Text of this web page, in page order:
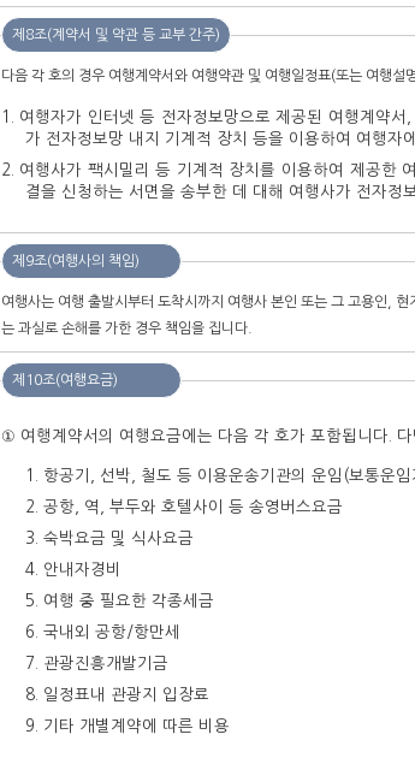
제8조(계약서 및 약관 등 교부 간주)
다음 각 호의 경우 여행계약서와 여행약관 및 여행일정표(또는 여행설
여행자가 인터넷 등 전자정보망으로 제공된 여행계약
가 전자정보망 내지 기계적 장치 등을 이용하여 여행자
여행사가 팩시밀리 등 기계적 장치를 이용하여 제공한
결을 신청하는 서면을 송부한 데 대해 여행사가 전자정
제9조(여행사의 책임)
여행사는 여행 출발시부터 도착시까지 여행사 본인 또는 그 고용인,
는 과실로 손해를 가한 경우 책임을 집니다.
제10조(여행요금)
① 여행계약서의 여행요금에는 다음 각 호가 포함됩니다.
항공기, 선박, 철도 등 이용운송기관의 운임(보통운임
공항, 역, 부두와 호텔사이 등 송영버스요금
숙박요금 및 식사요금
안내자경비
여행 중 필요한 각종세금
국내외 공항/항만세
관광진흥개발기금
일정표내 관광지 입장료
기타 개별계약에 따른 비용